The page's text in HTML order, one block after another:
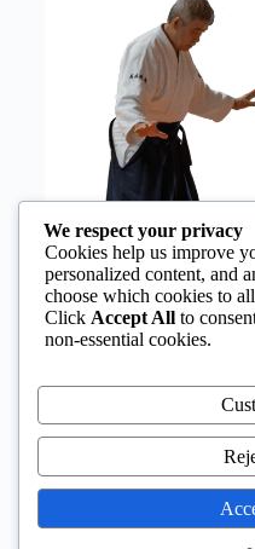
We respect your privacy
Cookies help us improve
personalized content, and
choose which cookies to
Click Accept All to
non-essential cookies.